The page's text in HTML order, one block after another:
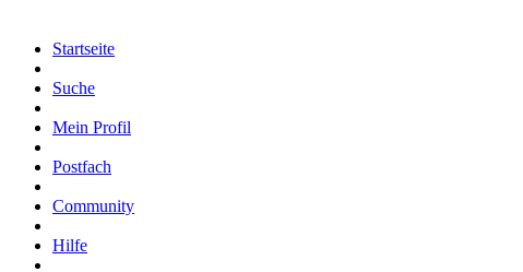
Startseite
Suche
Mein Profil
Postfach
Community
Hilfe